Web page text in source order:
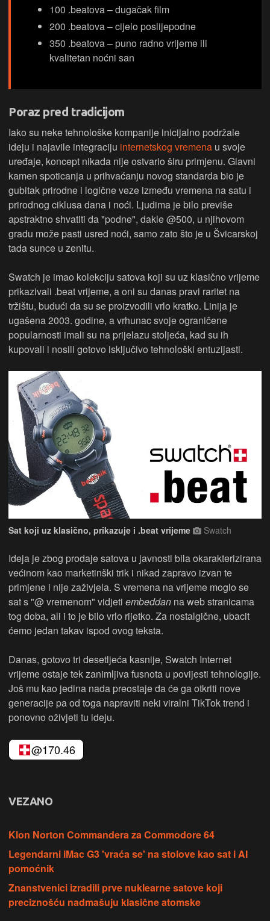
100 .beatova – dugačak film
200 .beatova – cijelo poslijepodne
350 .beatova – puno radno vrijeme ili
kvalitetan noćni san
Poraz pred tradicijom
Iako su neke tehnološke kompanije inicijalno podržale
ideju i najavile integraciju internetskog vremena u svoje
uređaje, koncept nikada nije ostvario širu primjenu. Glavni
kamen spoticanja u prihvaćanju novog standarda bio je
gubitak prirodne i logične veze između vremena na satu i
prirodnog ciklusa dana i noći. Ljudima je bilo previše
apstraktno shvatiti da "podne", dakle @500, u njihovom
gradu može pasti usred noći, samo zato što je u Švicarskoj
tada sunce u zenitu.
Swatch je imao kolekciju satova koji su uz klasično vrijeme
prikazivali .beat vrijeme, a oni su danas pravi raritet na
tržištu, budući da su se proizvodili vrlo kratko. Linija je
ugašena 2003. godine, a vrhunac svoje ograničene
popularnosti imali su na prijelazu stoljeća, kad su ih
kupovali i nosili gotovo isključivo tehnološki entuzijasti.
Sat koji uz klasično, prikazuje i .beat vrijeme Swatch
Ideja je zbog prodaje satova u javnosti bila okarakterizirana
većinom kao marketinški trik i nikad zapravo izvan te
primjene i nije zaživjela. S vremena na vrijeme moglo se
sat s "@ vremenom" vidjeti embeddan na web stranicama
tog doba, ali i to je bilo vrlo rijetko. Za nostalgične, ubacit
ćemo jedan takav ispod ovog teksta.
Danas, gotovo tri desetljeća kasnije, Swatch Internet
vrijeme ostaje tek zanimljiva fusnota u povijesti tehnologije.
Još mu kao jedina nada preostaje da će ga otkriti nove
generacije pa od toga napraviti neki viralni TikTok trend i
ponovno oživjeti tu ideju.
@170.46
VEZANO
Klon Norton Commandera za Commodore 64
Legendarni iMac G3 'vraća se' na stolove kao sat i AI
pomoćnik
Znanstvenici izradili prve nuklearne satove koji
preciznošću nadmašuju klasične atomske